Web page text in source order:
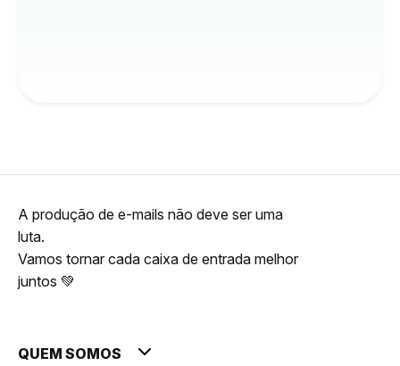
A produção de e-mails não deve ser uma
luta.
Vamos tornar cada caixa de entrada melhor
juntos 💚
QUEM SOMOS